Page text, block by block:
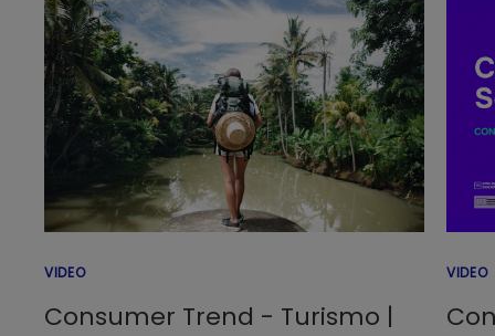
VIDEO
Consumer Trend - Turismo |
VIDEO